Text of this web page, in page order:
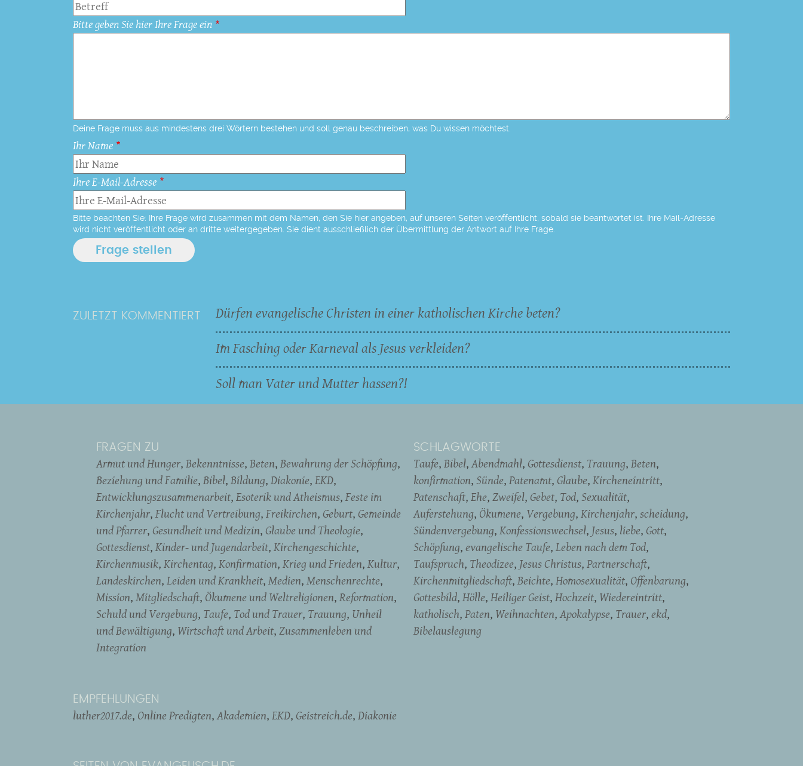
Bitte geben Sie hier Ihre Frage ein
Deine Frage muss aus mindestens drei Wörtern bestehen und soll genau beschreiben, was Du wissen möchtest.
Ihr Name
Ihre E-Mail-Adresse
Bitte beachten Sie: Ihre Frage wird zusammen mit dem Namen, den Sie hier angeben, auf unseren Seiten veröffentlicht, sobald sie beantwortet ist. Ihre Mail-Adresse
wird nicht veröffentlicht oder an dritte weitergegeben. Sie dient ausschließlich der Übermittlung der Antwort auf Ihre Frage.
ZULETZT KOMMENTIERT
Dürfen evangelische Christen in einer katholischen Kirche beten?
Im Fasching oder Karneval als Jesus verkleiden?
Soll man Vater und Mutter hassen?!
FRAGEN ZU
Armut und Hunger Bekenntnisse Beten Bewahrung der Schöpfung
Beziehung und Familie Bibel Bildung Diakonie EKD
Entwicklungszusammenarbeit Esoterik und Atheismus Feste im
Kirchenjahr Flucht und Vertreibung Freikirchen Geburt Gemeinde
und Pfarrer Gesundheit und Medizin Glaube und Theologie
Gottesdienst Kinder- und Jugendarbeit Kirchengeschichte
Kirchenmusik Kirchentag Konfirmation Krieg und Frieden Kultur
Landeskirchen Leiden und Krankheit Medien Menschenrechte
Mission Mitgliedschaft Ökumene und Weltreligionen Reformation
Schuld und Vergebung Taufe Tod und Trauer Trauung Unheil
und Bewältigung Wirtschaft und Arbeit Zusammenleben und
Integration
SCHLAGWORTE
Taufe Bibel Abendmahl Gottesdienst Trauung Beten
konfirmation Sünde Patenamt Glaube Kircheneintritt
Patenschaft Ehe Zweifel Gebet Tod Sexualität
Auferstehung Ökumene Vergebung Kirchenjahr scheidung
Sündenvergebung Konfessionswechsel Jesus liebe Gott
Schöpfung evangelische Taufe Leben nach dem Tod
Taufspruch Theodizee Jesus Christus Partnerschaft
Kirchenmitgliedschaft Beichte Homosexualität Offenbarung
Gottesbild Hölle Heiliger Geist Hochzeit Wiedereintritt
katholisch Paten Weihnachten Apokalypse Trauer ekd
Bibelauslegung
EMPFEHLUNGEN
luther2017.de Online Predigten Akademien EKD Geistreich.de Diakonie